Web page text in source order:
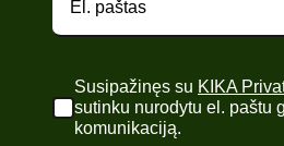
Susipažinęs su KIKA
sutinku nurodytu el. paštu
komunikaciją.